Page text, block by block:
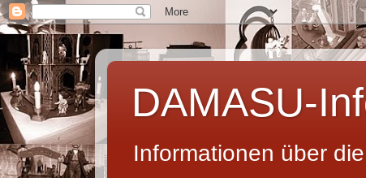
DAMASU-
Informationen über